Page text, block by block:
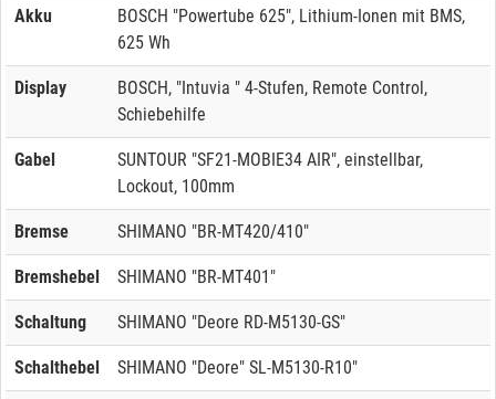
Akku
BOSCH "Powertube 625", Lithium-Ionen mit BMS,
625 Wh
Display
BOSCH, "Intuvia " 4-Stufen, Remote Control,
Schiebehilfe
Gabel
SUNTOUR "SF21-MOBIE34 AIR", einstellbar,
Lockout, 100mm
Bremse SHIMANO "BR-MT420/410"
Bremshebel SHIMANO "BR-MT401"
Schaltung SHIMANO "Deore RD-M5130-GS"
Schalthebel SHIMANO "Deore" SL-M5130-R10"